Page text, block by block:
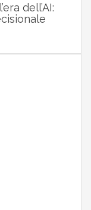
dell’AI: